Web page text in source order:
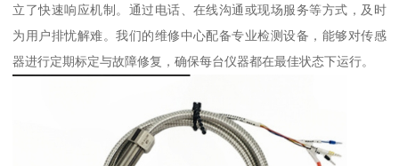
立了快速响应机制。通过电话、在线沟通或现场服务等方式，及时
为用户排忧解难。我们的维修中心配备专业检测设备，能够对传感
器进行定期标定与故障修复，确保每台仪器都在最佳状态下运行。